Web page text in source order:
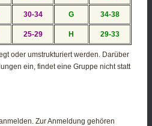
30-34 G 34-38
25-29 H 29-33
oder umstrukturiert werden. Darüber
ein, findet eine Gruppe nicht statt
Zur Anmeldung gehören